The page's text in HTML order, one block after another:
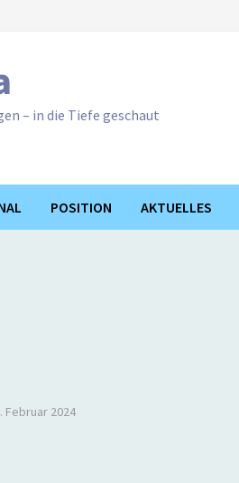
– in die Tiefe geschaut
POSITION AKTUELLES
Februar 2024